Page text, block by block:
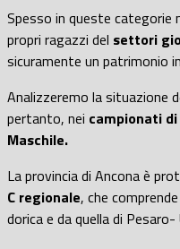
Spesso in queste categorie
propri ragazzi del settori
sicuramente un patrimonio
Analizzeremo la situazione
pertanto, nei campionati di
Maschile.
La provincia di Ancona è
C regionale, che
dorica e da quella di Pesaro-